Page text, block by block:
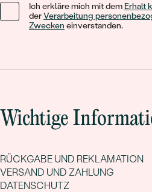
Ich erkläre mich mit dem Erhalt
derVerarbeitung
Zwecken einverstanden.
Wichtige
RÜCKGABE UND REKLAMATION
VERSAND UND ZAHLUNG
DATENSCHUTZ